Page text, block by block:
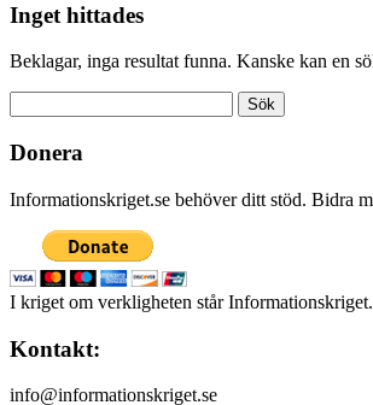
Inget hittades
Beklagar, inga resultat funna. Kanske kan en
efter:
Donera
Informationskriget.se behöver ditt stöd. Bidra
I kriget om verkligheten står
Kontakt:
info@informationskriget.se